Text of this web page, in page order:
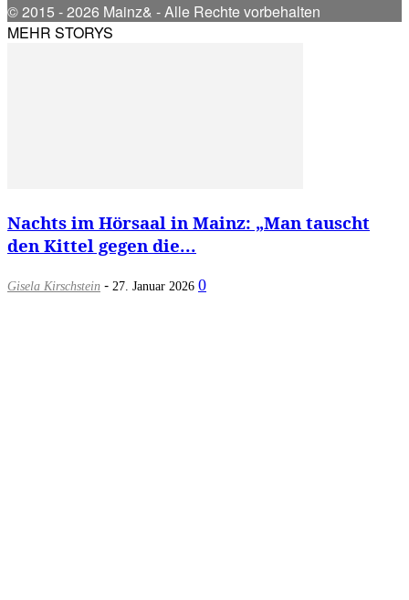
© 2015 - 2026 Mainz& - Alle Rechte vorbehalten
MEHR STORYS
Nachts im Hörsaal in Mainz: „Man tauscht
den Kittel gegen die...
Gisela Kirschstein - 27. Januar 2026 0